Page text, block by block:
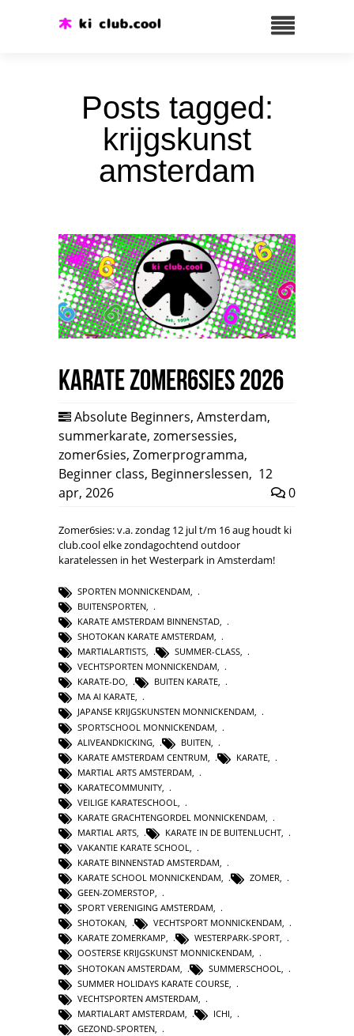
Posts tagged:
krijgskunst
amsterdam
Karate Zomer6sies 2026
Absolute Beginners, Amsterdam,
summerkarate, zomersessies,
zomer6sies, Zomerprogramma,
Beginner class, Beginnerslessen, 12
apr, 2026
0
Zomer6sies: v.a. zondag 12 jul t/m 16 aug houdt ki
club.cool elke zondagochtend outdoor
karatelessen in het Westerpark in Amsterdam!
SPORTEN MONNICKENDAM
BUITENSPORTEN,
KARATE AMSTERDAM BINNENSTAD,
SHOTOKAN KARATE AMSTERDAM,
MARTIALARTISTS, SUMMER-CLASS,
VECHTSPORTEN MONNICKENDAM,
KARATE-DO, BUITEN KARATE,
MA AI KARATE,
JAPANSE KRIJGSKUNSTEN MONNICKENDAM,
SPORTSCHOOL MONNICKENDAM
ALIVEANDKICKING
BUITEN
KARATE AMSTERDAM CENTRUM
KARATE
MARTIAL ARTS AMSTERDAM
KARATECOMMUNITY
VEILIGE KARATESCHOOL
KARATE GRACHTENGORDEL MONNICKENDAM
MARTIAL ARTS
KARATE IN DE BUITENLUCHT
VAKANTIE KARATE SCHOOL,
KARATE BINNENSTAD AMSTERDAM,
KARATE SCHOOL MONNICKENDAM, ZOMER,
GEEN-ZOMERSTOP,
SPORT VERENIGING AMSTERDAM,
SHOTOKAN, VECHTSPORT MONNICKENDAM,
KARATE ZOMERKAMP, WESTERPARK-SPORT,
OOSTERSE KRIJGSKUNST MONNICKENDAM,
SHOTOKAN AMSTERDAM
SUMMERSCHOOL
SUMMER HOLIDAYS KARATE COURSE
VECHTSPORTEN AMSTERDAM
MARTIALART AMSTERDAM
ICHI
GEZOND-SPORTEN